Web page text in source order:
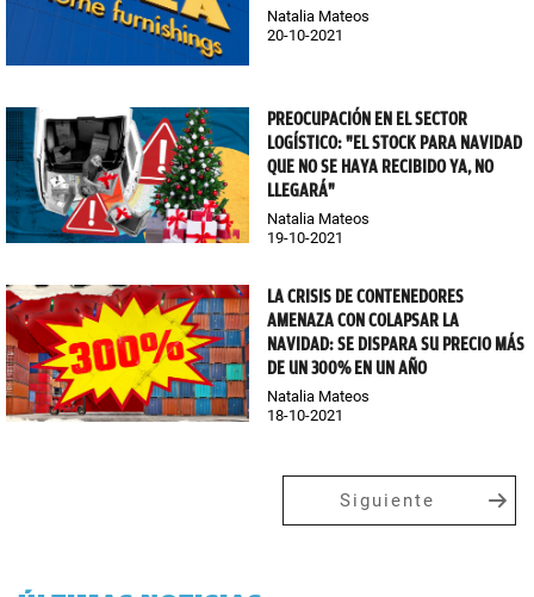
Natalia Mateos
20-10-2021
PREOCUPACIÓN EN EL SECTOR
LOGÍSTICO: "EL STOCK PARA NAVIDAD
QUE NO SE HAYA RECIBIDO YA, NO
LLEGARÁ"
Natalia Mateos
19-10-2021
LA CRISIS DE CONTENEDORES
AMENAZA CON COLAPSAR LA
NAVIDAD: SE DISPARA SU PRECIO MÁS
DE UN 300% EN UN AÑO
Natalia Mateos
18-10-2021
Siguiente